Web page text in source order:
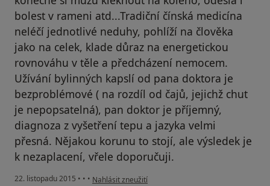
bolest v rameni atd...Tradiční čínská medicína
neléčí jednotlivé neduhy, pohlíží na člověka
jako na celek, klade důraz na energetickou
rovnováhu v těle a předcházení nemocem.
Užívání bylinných kapslí od pana doktora je
bezproblémové ( na rozdíl od čajů, jejichž chut
je nepopsatelná), pan doktor je příjemný,
diagnoza z vyšetření tepu a jazyka velmi
přesná. Nějakou korunu to stojí, ale výsledek je
k nezaplacení, vřele doporučuji.
22. listopadu 2015 • • • podle názoru uživatele Váš účet byl odstraněn
Nahlásit zneužití